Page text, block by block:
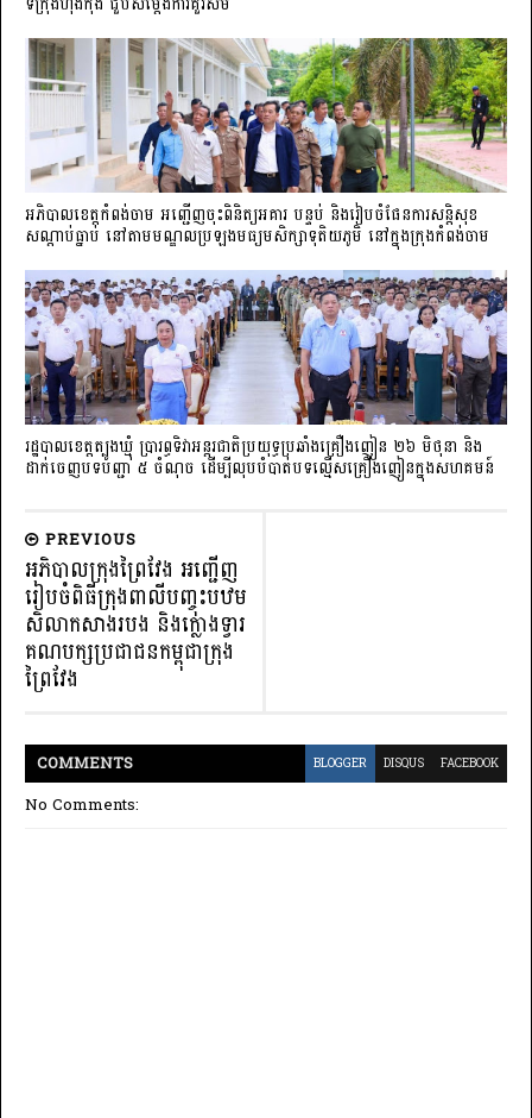
អភិបាលខេត្តកំពង់ចាម អញ្ជើញចុះពិនិត្យអគារ បន្ទប់ និងរៀបចំផែនការសន្តិសុខ
សណ្តាប់ធ្នាប់ នៅតាមមណ្ឌលប្រឡងមធ្យមសិក្សាទុតិយភូមិ នៅក្នុងក្រុងកំពង់ចាម
រដ្ឋបាលខេត្តត្បូងឃ្មុំ ប្រារព្ធទិវាអន្តរជាតិប្រយុទ្ធប្រឆាំងគ្រឿងញៀន ២៦ មិថុនា និង
ដាក់ចេញបទបញ្ជា ៥ ចំណុច ដើម្បីលុបបំបាត់បទល្មើសគ្រឿងញៀនក្នុងសហគមន៍
PREVIOUS
អភិបាលក្រុងព្រៃវែង អញ្ជើញ
រៀបចំពិធីក្រុងពាលីបញ្ចុះបឋម
សិលាកសាងរបង និងក្លោងទ្វារ
គណបក្សប្រជាជនកម្ពុជាក្រុង
ព្រៃវែង
COMMENTS BLOGGER DISQUS FACEBOOK
No Comments: